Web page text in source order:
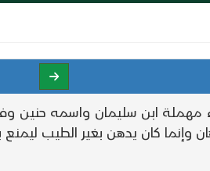
مهملة ابن سليمان واسمه حنين
وإنما كان يدهن بغير الطيب